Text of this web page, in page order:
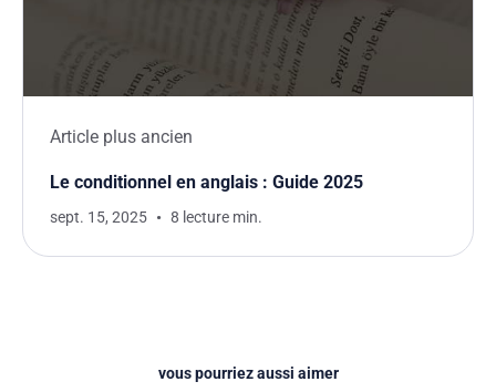
Article plus ancien
Le conditionnel en anglais : Guide 2025
sept. 15, 2025 8 lecture min.
vous pourriez aussi aimer